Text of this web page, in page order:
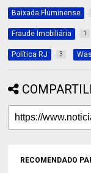
Baixada Fluminense
Fraude Imobiliária 1
Política RJ 3
RECOMENDADO